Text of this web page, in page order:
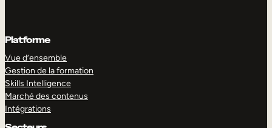
Platforme
Vue d’ensemble
Gestion de la formation
Skills Intelligence
Marché des contenus
Intégrations